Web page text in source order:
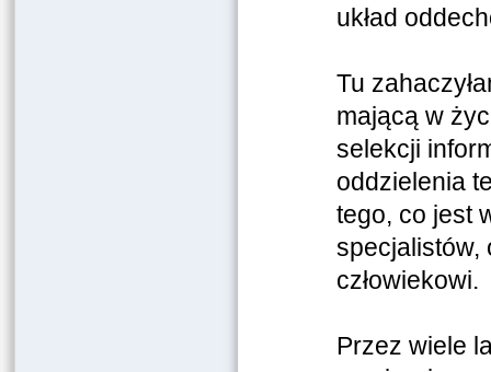
układ
Tu
mającą w
selekcji
oddzielenia
tego, co jest
specjalistów,
człowiekowi.
Przez wiele